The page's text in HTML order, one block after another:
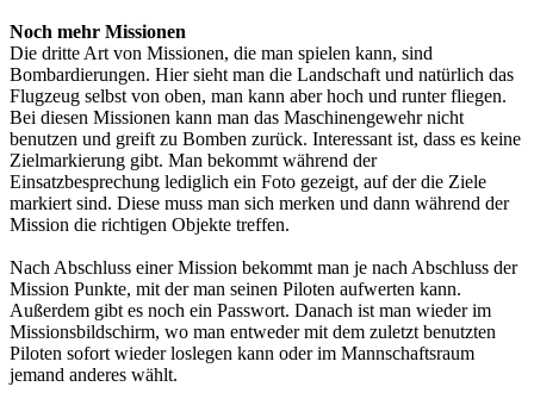
Noch mehr Missionen
Die dritte Art von Missionen, die man spielen kann, sind
Bombardierungen. Hier sieht man die Landschaft und natürlich das
Flugzeug selbst von oben, man kann aber hoch und runter fliegen.
Bei diesen Missionen kann man das Maschinengewehr nicht
benutzen und greift zu Bomben zurück. Interessant ist, dass es keine
Zielmarkierung gibt. Man bekommt während der
Einsatzbesprechung lediglich ein Foto gezeigt, auf der die Ziele
markiert sind. Diese muss man sich merken und dann während der
Mission die richtigen Objekte treffen.
Nach Abschluss einer Mission bekommt man je nach Abschluss der
Mission Punkte, mit der man seinen Piloten aufwerten kann.
Außerdem gibt es noch ein Passwort. Danach ist man wieder im
Missionsbildschirm, wo man entweder mit dem zuletzt benutzten
Piloten sofort wieder loslegen kann oder im Mannschaftsraum
jemand anderes wählt.